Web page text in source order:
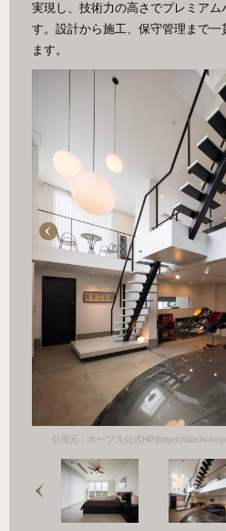
実現し、技術力の高さでプレミアム
す。設計から施工、保守管理まで
ます。
引用元：ホープス公式HP(https://archi-